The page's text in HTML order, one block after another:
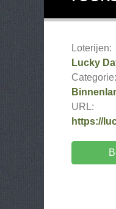
Loterijen:
Lucky
Categorie:
URL:
https://